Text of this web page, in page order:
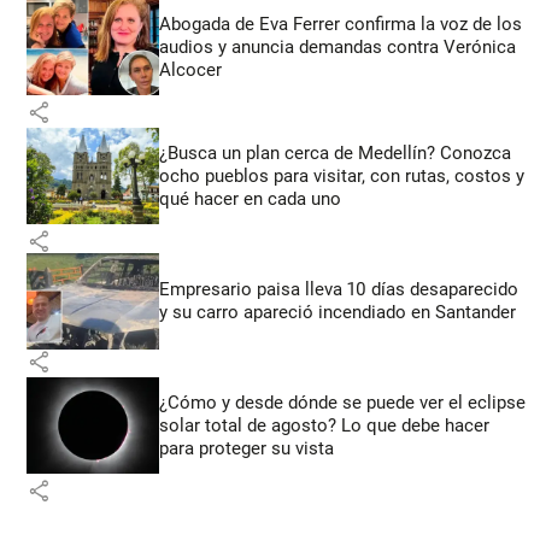
Abogada de Eva Ferrer confirma la voz de los
audios y anuncia demandas contra Verónica
Alcocer
share
¿Busca un plan cerca de Medellín? Conozca
ocho pueblos para visitar, con rutas, costos y
qué hacer en cada uno
share
Empresario paisa lleva 10 días desaparecido
y su carro apareció incendiado en Santander
share
¿Cómo y desde dónde se puede ver el eclipse
solar total de agosto? Lo que debe hacer
para proteger su vista
share